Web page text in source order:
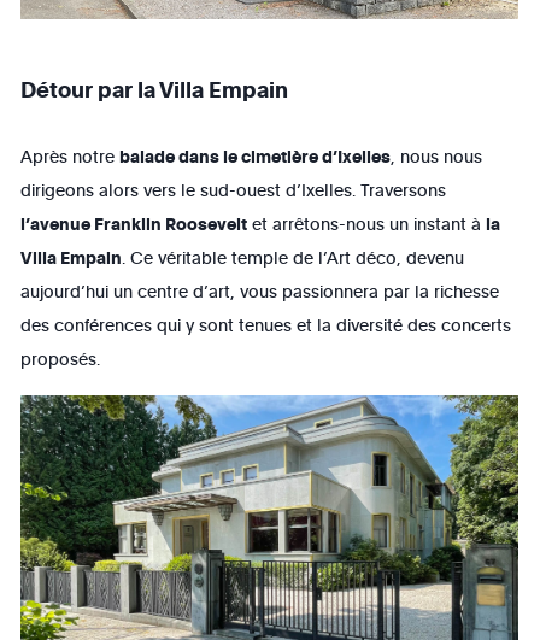
Détour par la Villa Empain
Après notrebalade dans le cimetière d’Ixelles, nous nous
dirigeons alors vers le sud-ouest d’Ixelles. Traversons
l’avenue Franklin Roosevelt et arrêtons-nous un instant à la
Villa Empain. Ce véritable temple de l’Art déco, devenu
aujourd’hui un centre d’art, vous passionnera par la richesse
des conférences qui y sont tenues et la diversité des concerts
proposés.